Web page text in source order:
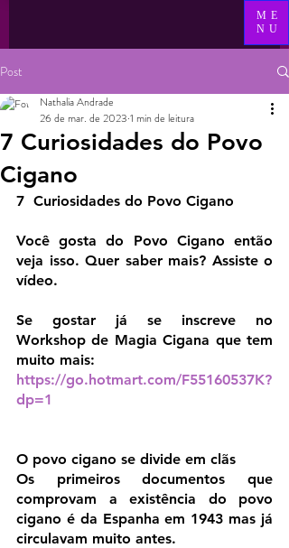
ME
NU
Post
7 Curiosidades do Povo
Cigano
Nathalia Andrade
26 de mar. de 2023 1 min de leitura
7  Curiosidades do Povo Cigano
Você gosta do Povo Cigano então
veja isso. Quer saber mais? Assiste o
vídeo.
Se gostar já se inscreve no
Workshop de Magia Cigana que tem
muito mais:
https://go.hotmart.com/F55160537K?
dp=1
O povo cigano se divide em clãs
Os primeiros documentos que
comprovam a existência do povo
cigano é da Espanha em 1943 mas já
circulavam muito antes.